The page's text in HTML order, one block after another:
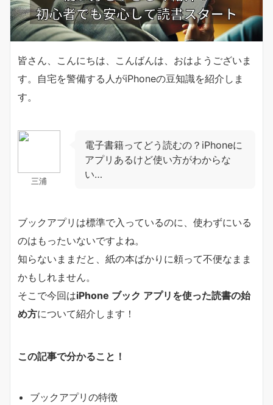
皆さん、こんにちは、こんばんは、おはようございま
す。自宅を警備する人がiPhoneの豆知識を紹介しま
す。
三浦
電子書籍ってどう読むの？iPhoneに
アプリあるけど使い方がわからな
い…
ブックアプリは標準で入っているのに、使わずにいる
のはもったいないですよね。
知らないままだと、紙の本ばかりに頼って不便なまま
かもしれません。
そこで今回はiPhone ブック アプリを使った読書の始
め方について紹介します！
この記事で分かること！
ブックアプリの特徴